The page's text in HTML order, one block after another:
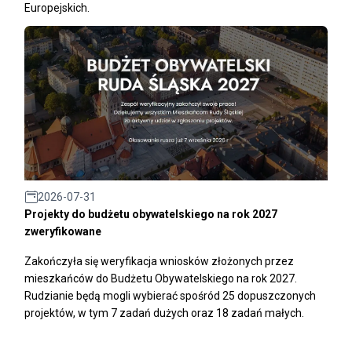
Europejskich.
2026-07-31
Projekty do budżetu obywatelskiego na rok 2027
zweryfikowane
Zakończyła się weryfikacja wniosków złożonych przez
mieszkańców do Budżetu Obywatelskiego na rok 2027.
Rudzianie będą mogli wybierać spośród 25 dopuszczonych
projektów, w tym 7 zadań dużych oraz 18 zadań małych.